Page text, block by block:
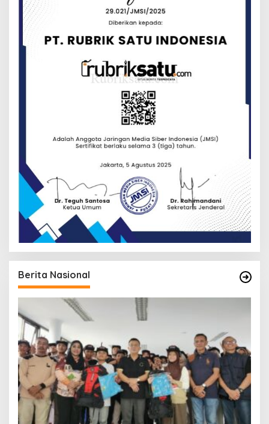
Berita Nasional